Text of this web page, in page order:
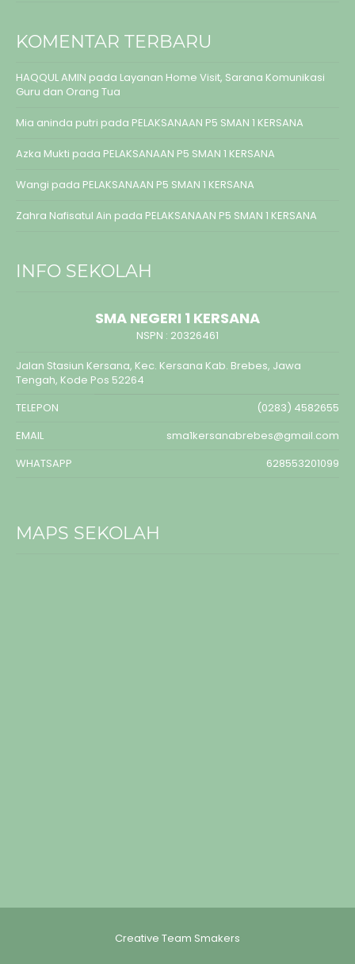
KOMENTAR TERBARU
HAQQUL AMIN pada Layanan Home Visit, Sarana Komunikasi
Guru dan Orang Tua
Mia aninda putri pada PELAKSANAAN P5 SMAN 1 KERSANA
Azka Mukti pada PELAKSANAAN P5 SMAN 1 KERSANA
Wangi pada PELAKSANAAN P5 SMAN 1 KERSANA
Zahra Nafisatul Ain pada PELAKSANAAN P5 SMAN 1 KERSANA
INFO SEKOLAH
SMA NEGERI 1 KERSANA
NSPN : 20326461
Jalan Stasiun Kersana, Kec. Kersana Kab. Brebes, Jawa
Tengah, Kode Pos 52264
TELEPON
(0283) 4582655
EMAIL
sma1kersanabrebes@gmail.com
WHATSAPP
628553201099
MAPS SEKOLAH
Creative Team Smakers